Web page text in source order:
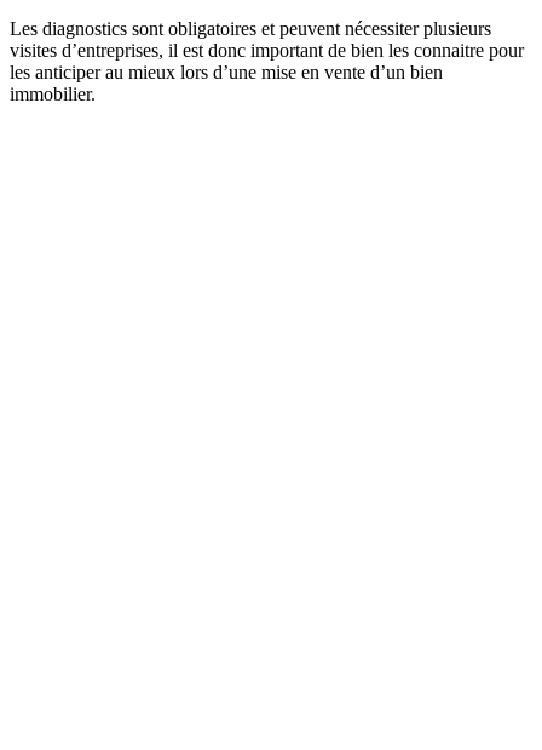
Les diagnostics sont obligatoires et peuvent nécessiter plusieurs
visites d’entreprises, il est donc important de bien les connaitre pour
les anticiper au mieux lors d’une mise en vente d’un bien
immobilier.